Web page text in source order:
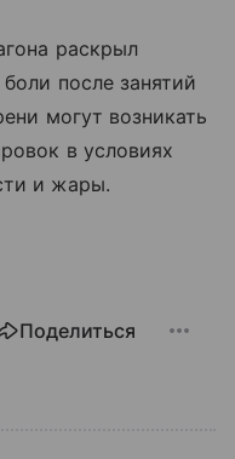
раскрыл
после занятий
могут возникать
в условиях
и жары.
Поделиться